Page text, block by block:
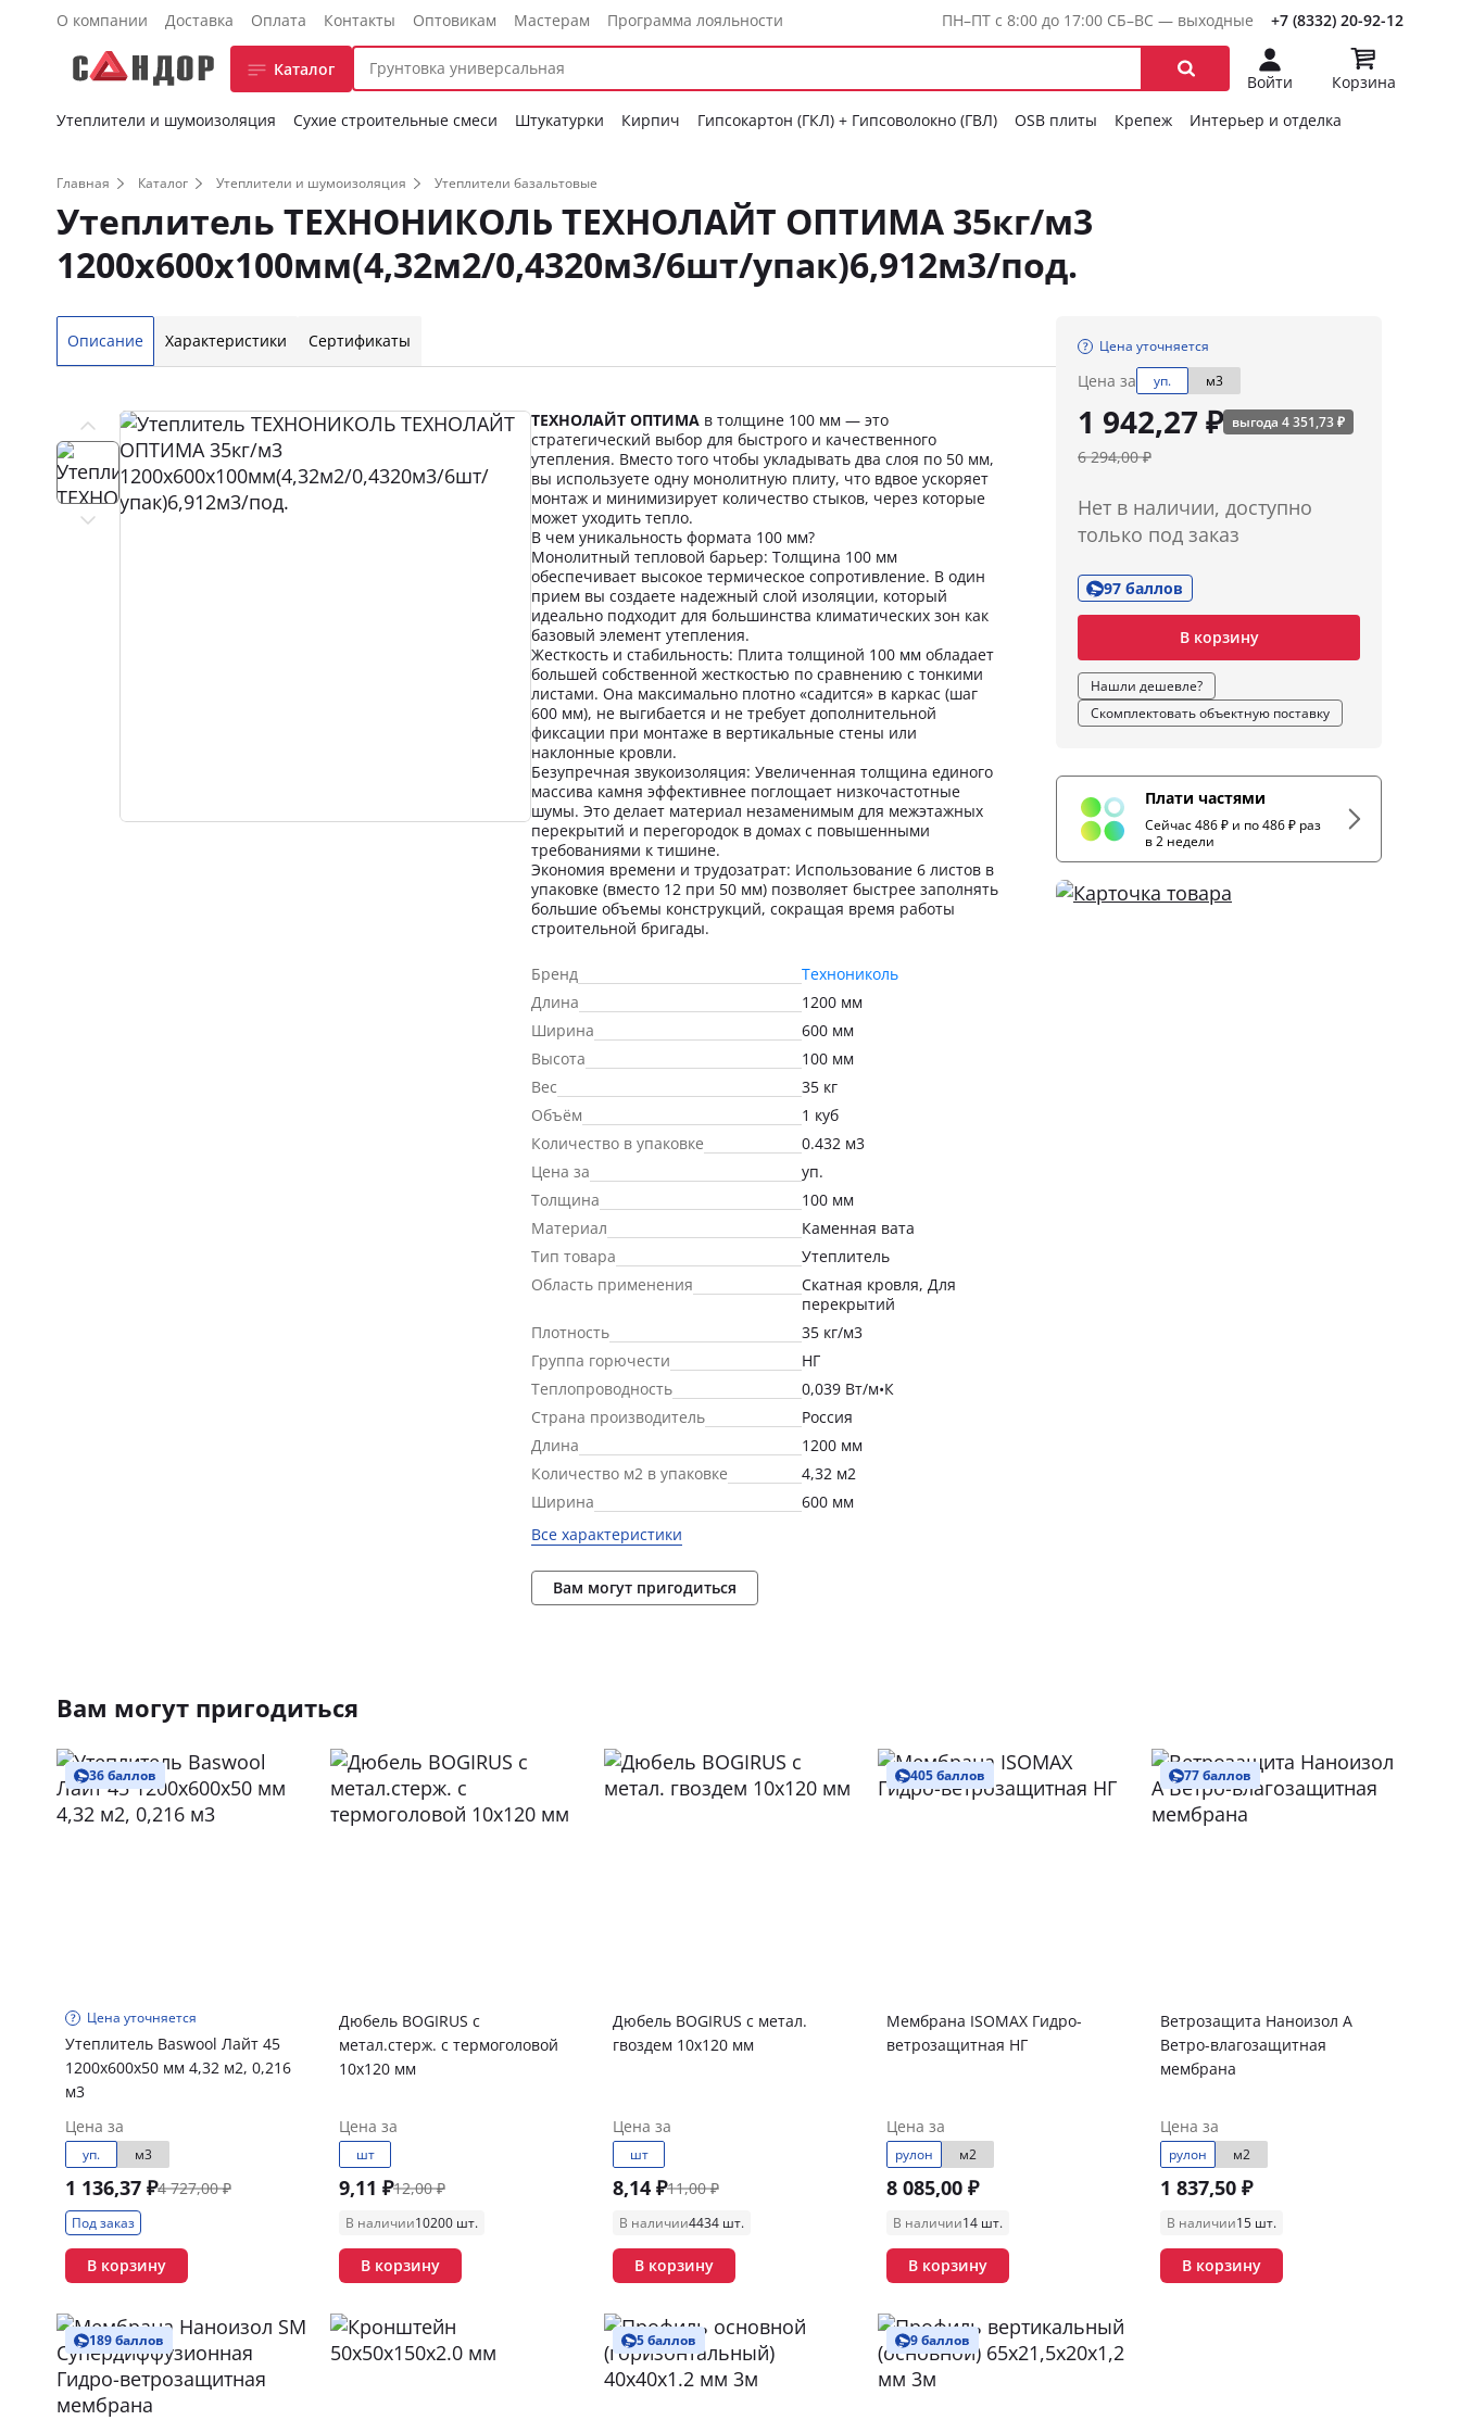
О компании Доставка Оплата Контакты Оптовикам Мастерам Программа лояльности ПН–ПТ с 8:00 до 17:00 СБ–ВС — выходные +7 (8332) 20-92-12
Каталог
Войти
Корзина
Утеплители и шумоизоляция
Сухие строительные смеси Штукатурки Кирпич Гипсокартон (ГКЛ) + Гипсоволокно (ГВЛ) OSB плиты Крепеж Интерьер и отделка
Главная Каталог Утеплители и шумоизоляция Утеплители базальтовые
Утеплитель ТЕХНОНИКОЛЬ ТЕХНОЛАЙТ ОПТИМА 35кг/м3
1200х600х100мм(4,32м2/0,4320м3/6шт/упак)6,912м3/под.
Описание Характеристики Сертификаты
ТЕХНОЛАЙТ ОПТИМА в толщине 100 мм — это
стратегический выбор для быстрого и качественного
утепления. Вместо того чтобы укладывать два слоя по 50 мм,
вы используете одну монолитную плиту, что вдвое ускоряет
монтаж и минимизирует количество стыков, через которые
может уходить тепло.
В чем уникальность формата 100 мм?
Монолитный тепловой барьер: Толщина 100 мм
обеспечивает высокое термическое сопротивление. В один
прием вы создаете надежный слой изоляции, который
идеально подходит для большинства климатических зон как
базовый элемент утепления.
Жесткость и стабильность: Плита толщиной 100 мм обладает
большей собственной жесткостью по сравнению с тонкими
листами. Она максимально плотно «садится» в каркас (шаг
600 мм), не выгибается и не требует дополнительной
фиксации при монтаже в вертикальные стены или
наклонные кровли.
Безупречная звукоизоляция: Увеличенная толщина единого
массива камня эффективнее поглощает низкочастотные
шумы. Это делает материал незаменимым для межэтажных
перекрытий и перегородок в домах с повышенными
требованиями к тишине.
Экономия времени и трудозатрат: Использование 6 листов в
упаковке (вместо 12 при 50 мм) позволяет быстрее заполнять
большие объемы конструкций, сокращая время работы
строительной бригады.
Бренд
Технониколь
Длина
1200 мм
Ширина
600 мм
Высота
100 мм
Вес
35 кг
Объём
1 куб
Количество в упаковке
0.432 м3
Цена за
уп.
Толщина
100 мм
Материал
Каменная вата
Тип товара
Утеплитель
Область применения
Скатная кровля, Для
перекрытий
Плотность
35 кг/м3
Группа горючести
НГ
Теплопроводность
0,039 Вт/м•К
Страна производитель
Россия
Длина
1200 мм
Количество м2 в упаковке
4,32 м2
Ширина
600 мм
Все характеристики
Вам могут пригодиться
Цена уточняется
Цена за уп. м3
1 942,27 ₽ выгода 4 351,73 ₽
6 294,00 ₽
Нет в наличии, доступно
только под заказ
97 баллов
В корзину
Нашли дешевле?
Скомплектовать объектную поставку
Плати частями
Сейчас 486 ₽ и по 486 ₽ раз
в 2 недели
Вам могут пригодиться
36 баллов
Цена уточняется
Утеплитель Baswool Лайт 45
1200х600х50 мм 4,32 м2, 0,216
м3
Цена за
уп. м3
1 136,37 ₽4 727,00 ₽
Под заказ
В корзину
Дюбель BOGIRUS с
метал.стерж. с термоголовой
10х120 мм
Цена за
шт
9,11 ₽12,00 ₽
В наличии10200 шт.
В корзину
Дюбель BOGIRUS с метал.
гвоздем 10х120 мм
Цена за
шт
8,14 ₽11,00 ₽
В наличии4434 шт.
В корзину
405 баллов
Мембрана ISOMAX Гидро-
ветрозащитная НГ
Цена за
рулон м2
8 085,00 ₽
В наличии14 шт.
В корзину
77 баллов
Ветрозащита Наноизол А
Ветро-влагозащитная
мембрана
Цена за
рулон м2
1 837,50 ₽
В наличии15 шт.
В корзину
189 баллов 5 баллов 9 баллов